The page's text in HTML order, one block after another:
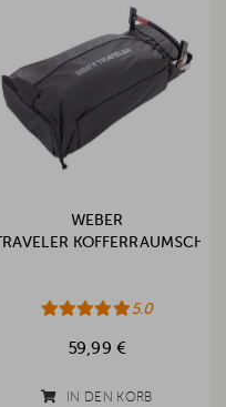
WEBER
TRAVELER
5.0
59,99 €
IN DEN KORB